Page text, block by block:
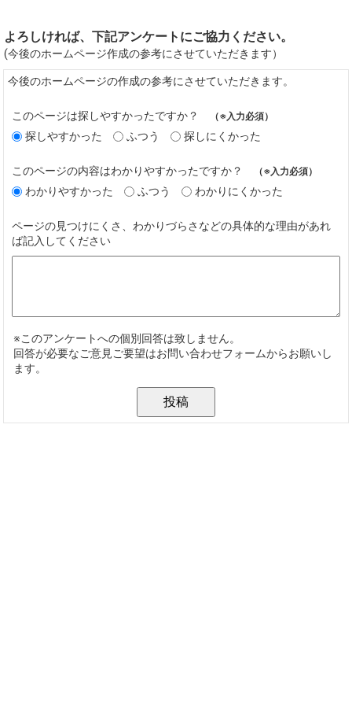
よろしければ、下記アンケートにご協力ください。
(今後のホームページ作成の参考にさせていただきます）
今後のホームページの作成の参考にさせていただきます。
このページは探しやすかったですか？ （※入力必須）
探しやすかった ふつう 探しにくかった
このページの内容はわかりやすかったですか？ （※入力必須）
わかりやすかった ふつう わかりにくかった
ページの見つけにくさ、わかりづらさなどの具体的な理由があれ
ば記入してください
※このアンケートへの個別回答は致しません。
回答が必要なご意見ご要望はお問い合わせフォームからお願いし
ます。